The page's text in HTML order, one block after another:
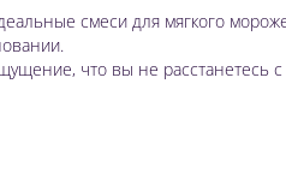
смеси для мягкого
что вы не расстанетесь